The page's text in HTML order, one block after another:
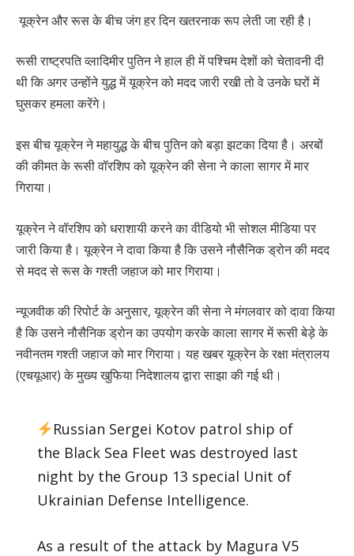
यूक्रेन और रूस के बीच जंग हर दिन खतरनाक रूप लेती जा रही है।
रूसी राष्ट्रपति व्लादिमीर पुतिन ने हाल ही में पश्चिम देशों को चेतावनी दी
थी कि अगर उन्होंने युद्ध में यूक्रेन को मदद जारी रखी तो वे उनके घरों में
घुसकर हमला करेंगे।
इस बीच यूक्रेन ने महायुद्ध के बीच पुतिन को बड़ा झटका दिया है। अरबों
की कीमत के रूसी वॉरशिप को यूक्रेन की सेना ने काला सागर में मार
गिराया।
यूक्रेन ने वॉरशिप को धराशायी करने का वीडियो भी सोशल मीडिया पर
जारी किया है। यूक्रेन ने दावा किया है कि उसने नौसैनिक ड्रोन की मदद
से मदद से रूस के गश्ती जहाज को मार गिराया।
न्यूजवीक की रिपोर्ट के अनुसार, यूक्रेन की सेना ने मंगलवार को दावा किया
है कि उसने नौसैनिक ड्रोन का उपयोग करके काला सागर में रूसी बेड़े के
नवीनतम गश्ती जहाज को मार गिराया। यह खबर यूक्रेन के रक्षा मंत्रालय
(एचयूआर) के मुख्य खुफिया निदेशालय द्वारा साझा की गई थी।
Russian Sergei Kotov patrol ship of
the Black Sea Fleet was destroyed last
night by the Group 13 special Unit of
Ukrainian Defense Intelligence.
As a result of the attack by Magura V5